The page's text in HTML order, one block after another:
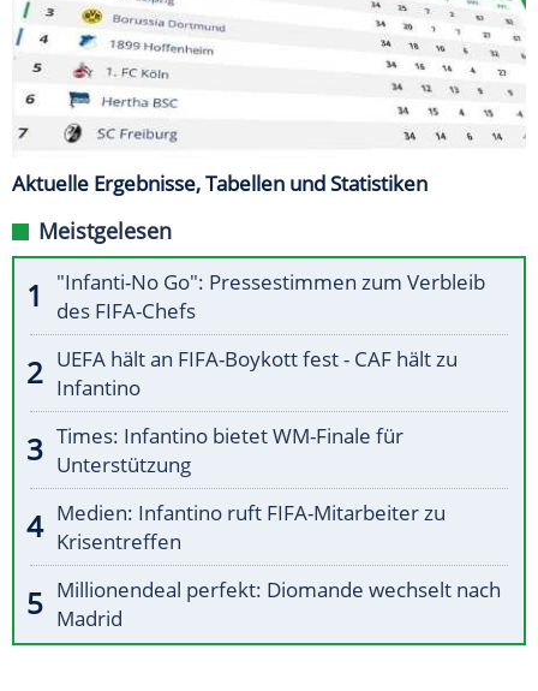
Aktuelle Ergebnisse, Tabellen und Statistiken
Meistgelesen
"Infanti-No Go": Pressestimmen zum Verbleib
des FIFA-Chefs
UEFA hält an FIFA-Boykott fest - CAF hält zu
Infantino
Times: Infantino bietet WM-Finale für
Unterstützung
Medien: Infantino ruft FIFA-Mitarbeiter zu
Krisentreffen
Millionendeal perfekt: Diomande wechselt nach
Madrid